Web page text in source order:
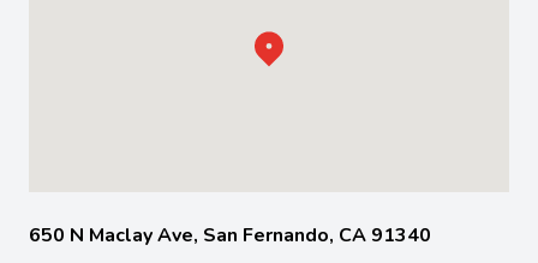
650 N Maclay Ave, San Fernando, CA 91340